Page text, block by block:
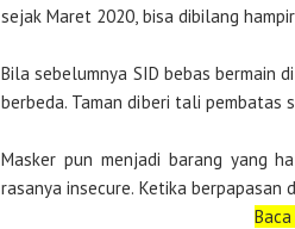
sejak Maret 2020, bisa dibilang
Bila sebelumnya SID bebas bermain
berbeda. Taman diberi tali pembatas
Masker pun menjadi barang yang
rasanya insecure. Ketika berpapasan